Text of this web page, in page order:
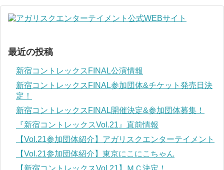
最近の投稿
新宿コントレックスFINAL公演情報
新宿コントレックスFINAL参加団体&チケット発売日決
定！
新宿コントレックスFINAL開催決定&参加団体募集！
『新宿コントレックスVol.21』直前情報
【Vol.21参加団体紹介】アガリスクエンターテイメント
【Vol.21参加団体紹介】東京にこにこちゃん
【新宿コントレックスVol.21】ＭＣ決定！